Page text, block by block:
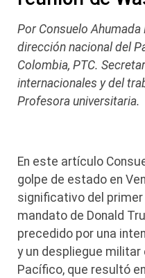
Por Consuelo
dirección nacional del
Colombia, PTC.
internacionales y del
Profesora universitaria.
En este artículo
golpe de estado en
significativo del
mandato de Donald
precedido por una
y un despliegue militar
Pacífico, que resultó